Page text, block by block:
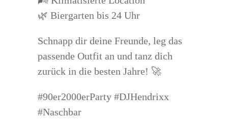
🌿 Biergarten bis 24 Uhr
Schnapp dir deine Freunde, leg das
passende Outfit an und tanz dich
zurück in die besten Jahre! 🚀
#90er2000erParty #DJHendrixx
#Naschbar